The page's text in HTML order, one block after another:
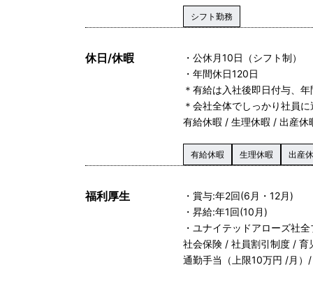
シフト勤務
休日/休暇
・公休月10日（シフト制）
・年間休日120日
＊有給は入社後即日付与、
＊会社全体でしっかり社員
有給休暇 / 生理休暇 / 出産
有給休暇 生理休暇 出産
福利厚生
・賞与:年2回(6月・12月)
・昇給:年1回(10月)
・ユナイテッドアローズ社
社会保険 / 社員割引制度 /
通勤手当（上限10万円 /月